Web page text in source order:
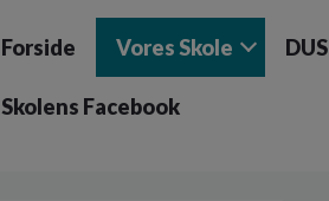
Forside Vores Skole DUS
Skolens Facebook